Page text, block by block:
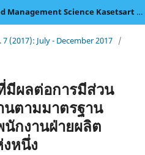
Journal of Liberal Arts and Management Science Kasetsart University
7 (2017): July - December 2017 /
มีผลต่อการมีส่วน
นตามมาตรฐาน
กงานฝ่ายผลิต
หนึ่ง